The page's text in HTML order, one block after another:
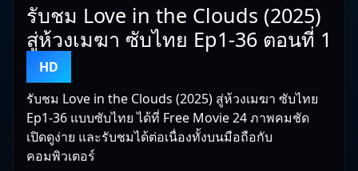
รับชม Love in the Clouds (2025)
สู่ห้วงเมฆา ซับไทย Ep1-36 ตอนที่ 1
HD
รับชม Love in the Clouds (2025) สู่ห้วงเมฆา ซับไทย
Ep1-36 แบบซับไทย ได้ที่ Free Movie 24 ภาพคมชัด
เปิดดูง่าย และรับชมได้ต่อเนื่องทั้งบนมือถือกับ
คอมพิวเตอร์